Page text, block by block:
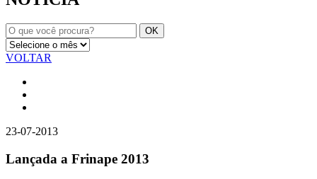
VOLTAR
23-07-2013
Lançada a Frinape 2013